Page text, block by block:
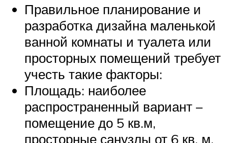
Правильное планирование и
разработка дизайна маленькой
ванной комнаты и туалета или
просторных помещений требует
учесть такие факторы:
Площадь: наиболее
распространенный вариант –
помещение до 5 кв.м,
просторные санузлы от 6 кв. м.